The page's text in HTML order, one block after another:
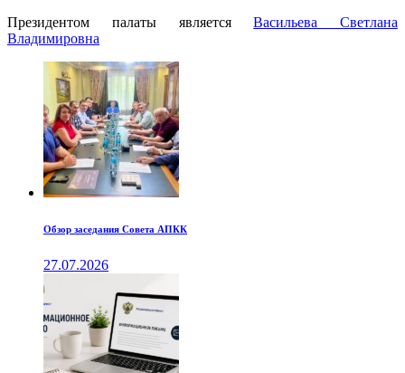
Президентом палаты являетсяВаcильева Светлана
Владимировна
Обзор заседания Совета АПКК
27.07.2026